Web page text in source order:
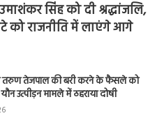
सिंह को दी श्रद्धांजलि,
को राजनीति में लाएंगे आगे
ने तरुण तेजपाल की बरी करने के फैसले को
उत्पीड़न मामले में ठहराया दोषी